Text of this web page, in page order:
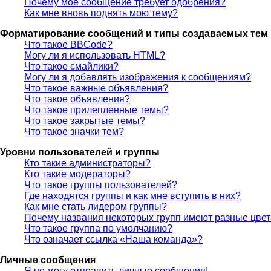
Как мне вновь поднять мою тему?
Форматирование сообщений и типы создаваемых тем
Что такое BBCode?
Могу ли я использовать HTML?
Что такое смайлики?
Могу ли я добавлять изображения к сообщениям?
Что такое важные объявления?
Что такое объявления?
Что такое прилепленные темы?
Что такое закрытые темы?
Что такое значки тем?
Уровни пользователей и группы
Кто такие администраторы?
Кто такие модераторы?
Что такое группы пользователей?
Где находятся группы и как мне вступить в них?
Как мне стать лидером группы?
Почему названия некоторых групп имеют разные
Что такое группа по умолчанию?
Что означает ссылка «Наша команда»?
Личные сообщения